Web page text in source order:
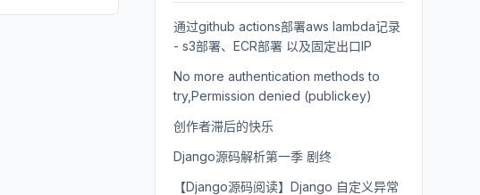
通过github actions部署aws lambda记录
- s3部署、ECR部署 以及固定出口IP
No more authentication methods to
try,Permission denied (publickey)
创作者滞后的快乐
Django源码解析第一季 剧终
【Django源码阅读】Django 自定义异常